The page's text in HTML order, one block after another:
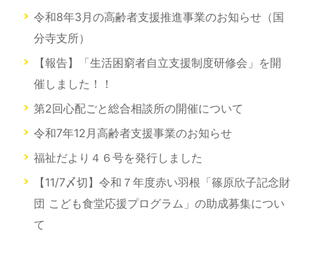
令和8年3月の高齢者支援推進事業のお知らせ（国
分寺支所）
【報告】「生活困窮者自立支援制度研修会」を開
催しました！！
第2回心配ごと総合相談所の開催について
令和7年12月高齢者支援事業のお知らせ
福祉だより４６号を発行しました
【11/7〆切】令和７年度赤い羽根「篠原欣子記念財
団 こども食堂応援プログラム」の助成募集につい
て